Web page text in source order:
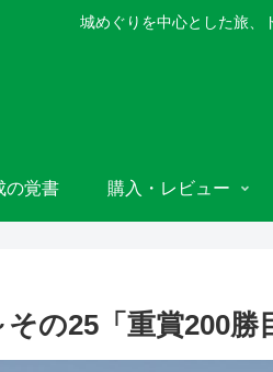
城めぐりを中心とした旅、
の覚書 購入・レビュー
の25「重賞200勝